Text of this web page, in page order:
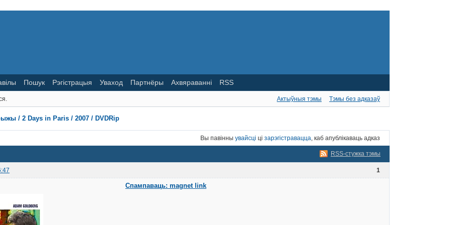
Пошук Рэгістрацыя Уваход Партнёры Ахвяраванні RSS
Актыўныя тэмы Тэмы без адказаў
/ 2 Days in Paris / 2007 / DVDRip
Вы павінны увайсці ці зарэгістравацца , каб апублікаваць адказ
RSS-стужка тэмы
1
Спампаваць: magnet link